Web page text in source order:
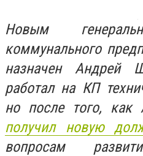
Новым
коммунального
назначен Андрей
работал на КП
но после того, как
получил новую
вопросам